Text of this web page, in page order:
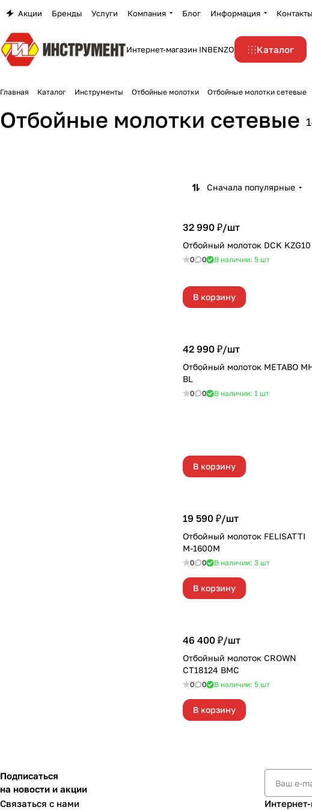
Акции Бренды Услуги Компания Блог Информация Контакты
Интернет-магазин INBENZO Каталог
Главная Каталог Инструменты Отбойные молотки Отбойные молотки сетевые
Отбойные молотки сетевые
Сначала популярные
32 990 ₽/шт
Отбойный молоток DCK KZG10
0 0 В наличии: 5 шт
В корзину
42 990 ₽/шт
Отбойный молоток METABO
BL
0 0 В наличии: 1 шт
В корзину
19 590 ₽/шт
Отбойный молоток FELISATTI
М-1600М
0 0 В наличии: 3 шт
В корзину
46 400 ₽/шт
Отбойный молоток CROWN
СТ18124 ВМС
0 0 В наличии: 5 шт
В корзину
Подписаться
на новости и акции
Связаться с нами